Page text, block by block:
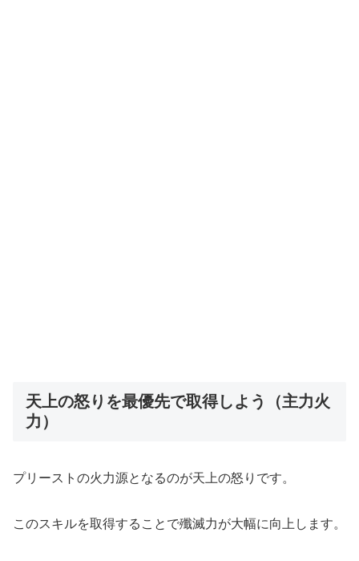
天上の怒りを最優先で取得しよう（主力火
力）
プリーストの火力源となるのが天上の怒りです。
このスキルを取得することで殲滅力が大幅に向上します。